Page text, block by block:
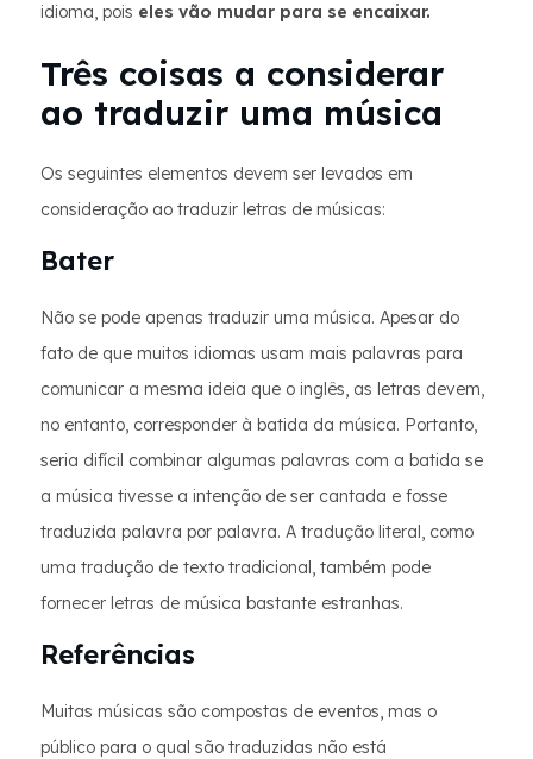
idioma, pois eles vão mudar para se encaixar.
Três coisas a considerar
ao traduzir uma música
Os seguintes elementos devem ser levados em
consideração ao traduzir letras de músicas:
Bater
Não se pode apenas traduzir uma música. Apesar do
fato de que muitos idiomas usam mais palavras para
comunicar a mesma ideia que o inglês, as letras devem,
no entanto, corresponder à batida da música. Portanto,
seria difícil combinar algumas palavras com a batida se
a música tivesse a intenção de ser cantada e fosse
traduzida palavra por palavra. A tradução literal, como
uma tradução de texto tradicional, também pode
fornecer letras de música bastante estranhas.
Referências
Muitas músicas são compostas de eventos, mas o
público para o qual são traduzidas não está